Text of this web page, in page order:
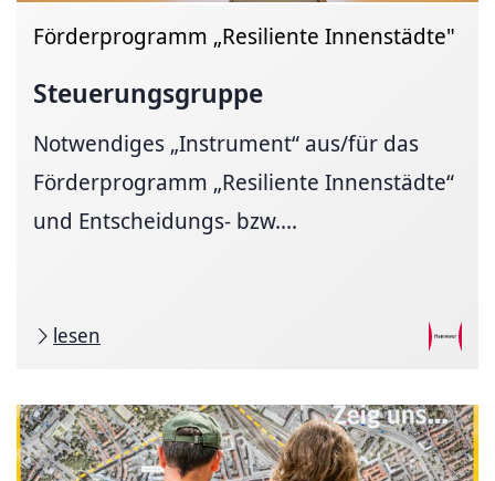
Förderprogramm „Resiliente Innenstädte"
Steuerungsgruppe
Notwendiges „Instrument“ aus/für das
Förderprogramm „Resiliente Innenstädte“
und Entscheidungs- bzw....
lesen